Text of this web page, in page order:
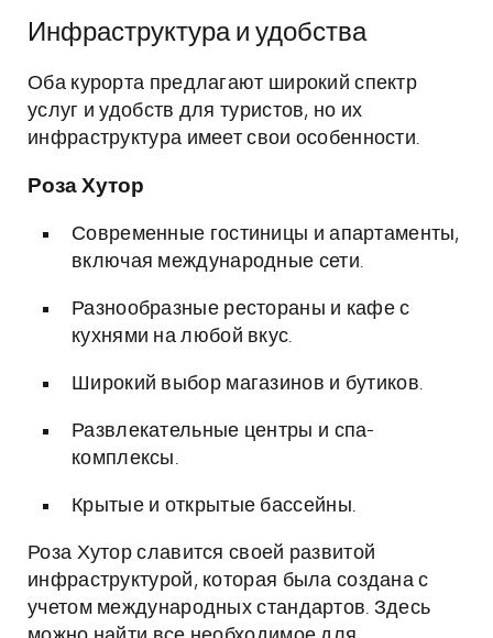
Инфраструктура и удобства
Оба курорта предлагают широкий спектр
услуг и удобств для туристов, но их
инфраструктура имеет свои особенности.
Роза Хутор
Современные гостиницы и апартаменты,
включая международные сети.
Разнообразные рестораны и кафе с
кухнями на любой вкус.
Широкий выбор магазинов и бутиков.
Развлекательные центры и спа-
комплексы.
Крытые и открытые бассейны.
Роза Хутор славится своей развитой
инфраструктурой, которая была создана с
учетом международных стандартов. Здесь